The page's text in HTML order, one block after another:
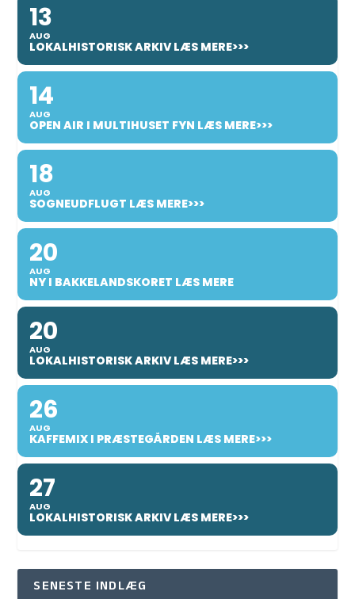
13
AUG
LOKALHISTORISK ARKIV LÆS MERE>>>
14
AUG
OPEN AIR I MULTIHUSET FYN LÆS MERE>>>
18
AUG
SOGNEUDFLUGT LÆS MERE>>>
20
AUG
NY I BAKKELANDSKORET LÆS MERE
20
AUG
LOKALHISTORISK ARKIV LÆS MERE>>>
26
AUG
KAFFEMIX I PRÆSTEGÅRDEN LÆS MERE>>>
27
AUG
LOKALHISTORISK ARKIV LÆS MERE>>>
SENESTE INDLÆG